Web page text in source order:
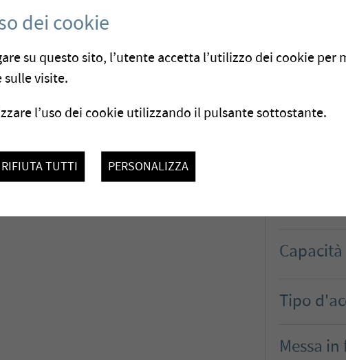
Capacità
Tipo
Messa
dei cookie
su questo sito, l’utente accetta l’utilizzo dei cookie per
visite.
l’uso dei cookie utilizzando il pulsante sottostante.
RIFIUTA TUTTI PERSONALIZZA